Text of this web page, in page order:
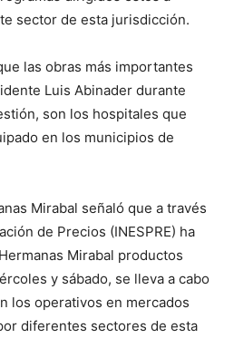
sector de esta jurisdicción.
las obras más importantes
Luis Abinader durante
son los hospitales que
en los municipios de
Mirabal señaló que a través
de Precios (INESPRE) ha
Mirabal productos
y sábado, se lleva a cabo
los operativos en mercados
diferentes sectores de esta